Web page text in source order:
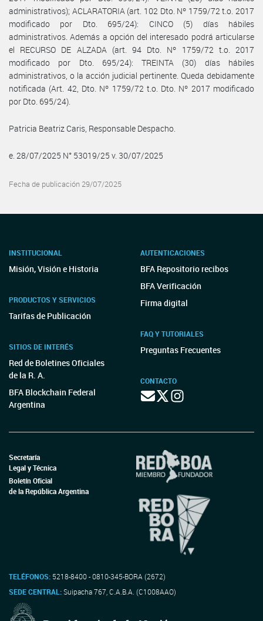
administrativos); ACLARATORIA (art. 102 Dto. Nº 1759/72 t.o. 2017
modificado por Dto. 695/24): CINCO (5) días hábiles
administrativos. Además a opción del interesado podrá articularse
el RECURSO DE ALZADA (art. 94 Dto. Nº 1759/72 t.o. 2017
modificado por Dto. 695/24): TREINTA (30) días hábiles
administrativos, o la acción judicial pertinente. Queda debidamente
notificada (Art. 42, Dto. Nº 1759/72 t.o. Dto. Nº 2017 modificado
por Dto. 695/24).
Patricia Beatriz Caris, Responsable Despacho.
e. 28/07/2025 N° 53019/25 v. 30/07/2025
Fecha de publicación 29/07/2025
INSTITUCIONAL
Misión, Visión e Historia
PRODUCTOS Y SERVICIOS
Tarifas de Publicación
SITIOS DE INTERÉS
Red de Boletines Oficiales
de la R. A.
BFA Blockchain Federal
Argentina
AUTENTICACIONES
BFA Repositorio recibos
BFA Verificación
Firma digital
FAQ Y TUTORIALES
Preguntas Frecuentes
CONTACTO
Secretaría
Legal y Técnica
Boletín Oficial
de la República Argentina
TELÉFONOS: 5218-8400 - 0810-345-BORA (2672)
SEDE CENTRAL:Suipacha 767, C.A.B.A. (C1008AAO)